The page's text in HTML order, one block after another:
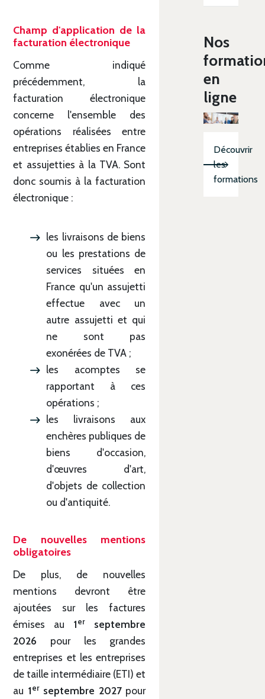
Champ d'application de la
facturation électronique
Comme indiqué
précédemment, la
facturation électronique
concerne l'ensemble des
opérations réalisées entre
entreprises établies en France
et assujetties à la TVA. Sont
donc soumis à la facturation
électronique :
les livraisons de biens
ou les prestations de
services situées en
France qu'un assujetti
effectue avec un
autre assujetti et qui
ne sont pas
exonérées de TVA ;
les acomptes se
rapportant à ces
opérations ;
les livraisons aux
enchères publiques de
biens d'occasion,
d'œuvres d'art,
d'objets de collection
ou d'antiquité.
De nouvelles mentions
obligatoires
De plus, de nouvelles
mentions devront être
ajoutées sur les factures
émises au 1er
septembre
2026 pour les grandes
entreprises et les entreprises
de taille intermédiaire (ETI) et
au 1erseptembre 2027pour
Nos
en
ligne
Découvrir
les
formations